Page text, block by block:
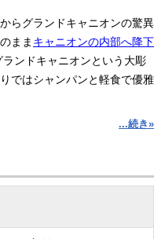
らグランドキャニオンの驚異
まま キャニオンの内部へ降下
ンドキャニオンという大彫
ではシャンパンと軽食で優雅
層をコロラド川が長い年月を
で、はるか大昔の地球と出会
然の偉大さに畏怖の念を抱か
は思えない、まるで遥か彼
...続き»